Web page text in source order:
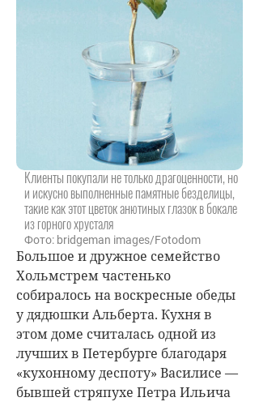
Клиенты покупали не только драгоценности, но
и искусно выполненные памятные безделицы,
такие как этот цветок анютиных глазок в бокале
из горного хрусталя
Фото: bridgeman images/Fotodom
Большое и дружное семейство
Хольмстрем частенько
собиралось на воскресные обеды
у дядюшки Альберта. Кухня в
этом доме считалась одной из
лучших в Петербурге благодаря
«кухонному деспоту» Василисе —
бывшей стряпухе Петра Ильича